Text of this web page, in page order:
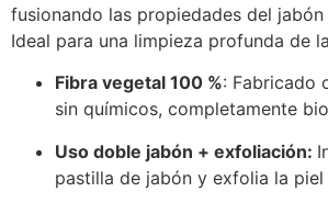
fusionando las propiedades del
Ideal para una limpieza profunda de
Fibra vegetal 100 %: Fabricado
sin químicos, completamente
Uso doble jabón + exfoliación:
pastilla de jabón y exfolia la piel